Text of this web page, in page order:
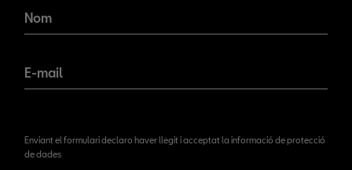
novetats!
Nom
E-mail
Enviant el formulari declaro haver llegit i acceptat la informació de protecció
de dades